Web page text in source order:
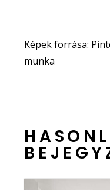
Képek forrása:
munka